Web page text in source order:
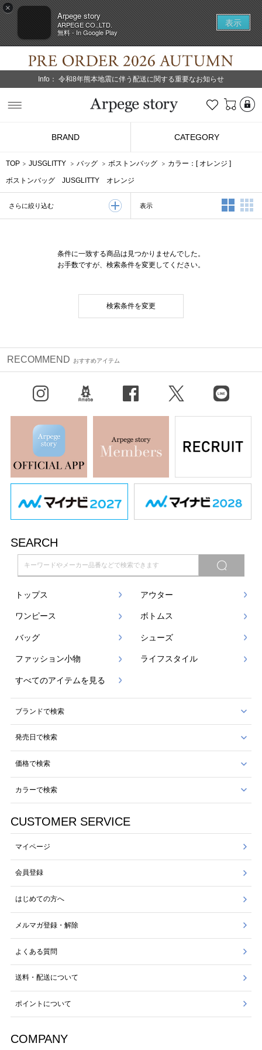
×
Arpege story
ARPEGE CO.,LTD.
無料 - In Google Play
表示
Info： 令和8年熊本地震に伴う配送に関する重要なお知らせ
お気に入り
BRAND CATEGORY
TOP JUSGLITTY バッグ ボストンバッグ カラー：[ オレンジ ]
ボストンバッグ JUSGLITTY オレンジ
さらに絞り込む 表示 2列表示
条件に一致する商品は見つかりませんでした。
お手数ですが、検索条件を変更してください。
検索条件を変更
RECOMMEND おすすめアイテム
X（旧Twitter） LINE
SEARCH
トップス アウター
ワンピース ボトムス
バッグ シューズ
ファッション小物 ライフスタイル
すべてのアイテムを見る
ブランドで検索
発売日で検索
価格で検索
カラーで検索
CUSTOMER SERVICE
マイページ
会員登録
はじめての方へ
メルマガ登録・解除
よくある質問
送料・配送について
ポイントについて
COMPANY